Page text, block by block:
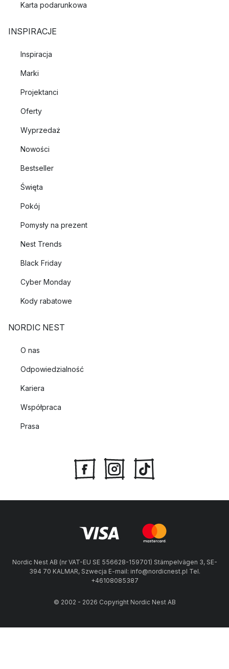
Karta podarunkowa
INSPIRACJE
Inspiracja
Marki
Projektanci
Oferty
Wyprzedaż
Nowości
Bestseller
Święta
Pokój
Pomysły na prezent
Nest Trends
Black Friday
Cyber Monday
Kody rabatowe
NORDIC NEST
O nas
Odpowiedzialność
Kariera
Współpraca
Prasa
Nordic Nest AB (nr VAT-EU SE 556628-159701) Stämpelvägen 3, SE-
394 70 KALMAR, Szwecja E-mail: info@nordicnest.pl Tel.
+46108085387
© 2002 - 2026 Copyright Nordic Nest AB